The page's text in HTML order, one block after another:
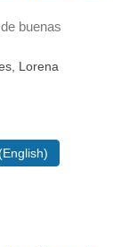
buenas
Lorena